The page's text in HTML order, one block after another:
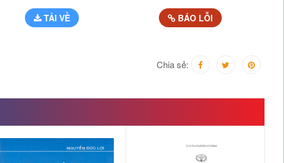
TẢI VỀ BÁO LỖI
Chia sẻ: